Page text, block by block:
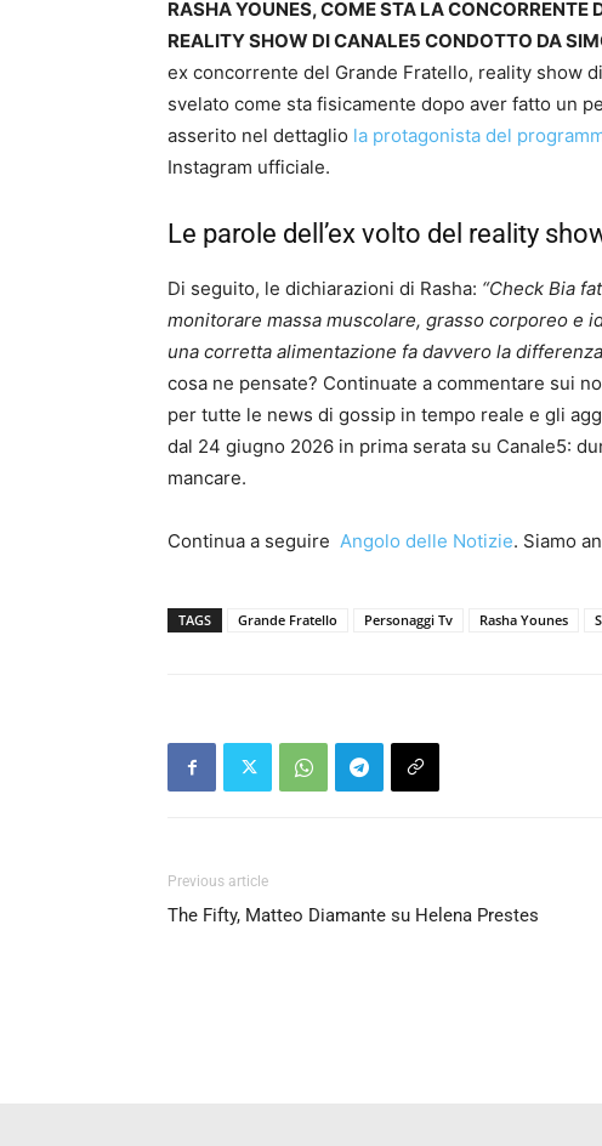
RASHA YOUNES, COME STA LA CONCORRENTE
REALITY SHOW DI CANALE5 CONDOTTO DA
ex concorrente del Grande Fratello, reality show
svelato come sta fisicamente dopo aver fatto un
asserito nel dettaglio la protagonista del
Instagram ufficiale.
Le parole dell’ex volto del reality
Di seguito, le dichiarazioni di Rasha: “Check Bia
monitorare massa muscolare, grasso corporeo e
una corretta alimentazione fa davvero la
cosa ne pensate? Continuate a commentare sui
per tutte le news di gossip in tempo reale e gli
dal 24 giugno 2026 in prima serata su Canale5:
mancare.
Continua a seguire Angolo delle Notizie. Siamo
TAGS Grande Fratello Personaggi Tv Rasha Younes
Previous article
The Fifty, Matteo Diamante su Helena Prestes